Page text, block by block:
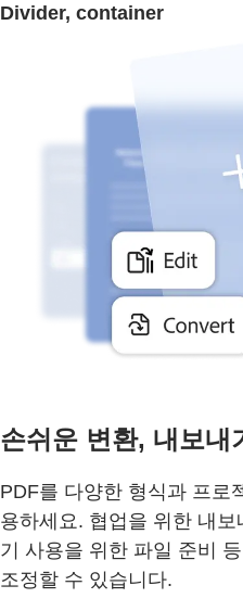
Divider, container
손쉬운 변환, 내보내
PDF를 다양한 형식과 프로
용하세요. 협업을 위한 내
기 사용을 위한 파일 준비
조정할 수 있습니다.